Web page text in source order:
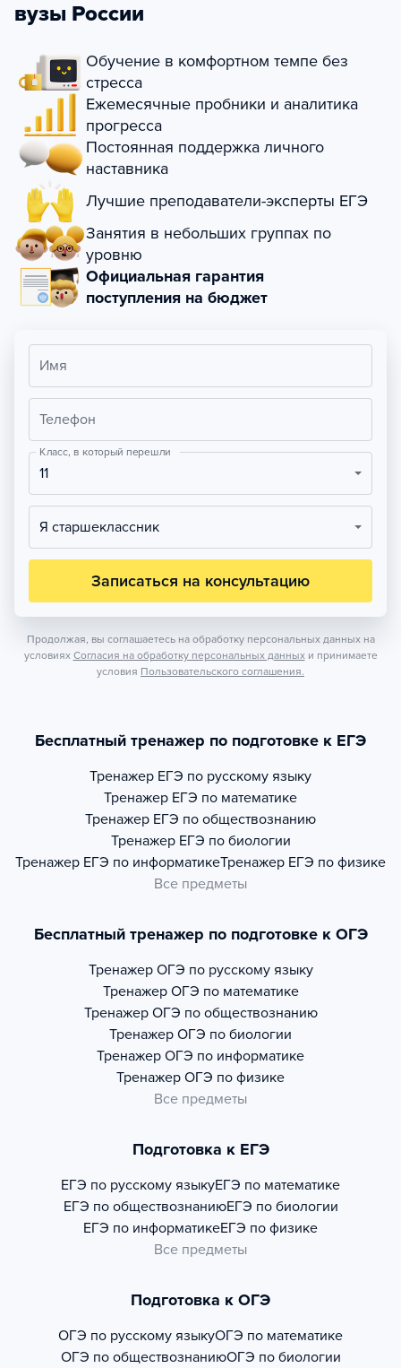
вузы России
Обучение в комфортном темпе без
стресса
Ежемесячные пробники и аналитика
прогресса
Постоянная поддержка личного
наставника
Лучшие преподаватели-эксперты ЕГЭ
Занятия в небольших группах по
уровню
Официальная гарантия
поступления на бюджет
Имя
Телефон
Класс, в который перешли
11
Я старшеклассник
Записаться на консультацию
Продолжая, вы соглашаетесь на обработку персональных данных на
условиях Согласия на обработку персональных данных и принимаете
условия Пользовательского соглашения.
Бесплатный тренажер по подготовке к ЕГЭ
Тренажер ЕГЭ по русскому языку
Тренажер ЕГЭ по математике
Тренажер ЕГЭ по обществознанию
Тренажер ЕГЭ по биологии
Тренажер ЕГЭ по информатикеТренажер ЕГЭ по физике
Все предметы
Бесплатный тренажер по подготовке к ОГЭ
Тренажер ОГЭ по русскому языку
Тренажер ОГЭ по математике
Тренажер ОГЭ по обществознанию
Тренажер ОГЭ по биологии
Тренажер ОГЭ по информатике
Тренажер ОГЭ по физике
Все предметы
Подготовка к ЕГЭ
ЕГЭ по русскому языкуЕГЭ по математике
ЕГЭ по обществознаниюЕГЭ по биологии
ЕГЭ по информатикеЕГЭ по физике
Все предметы
Подготовка к ОГЭ
ОГЭ по русскому языкуОГЭ по математике
ОГЭ по обществознаниюОГЭ по биологии